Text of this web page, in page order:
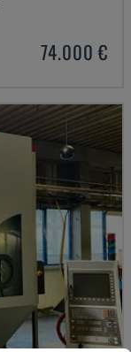
74.000 €